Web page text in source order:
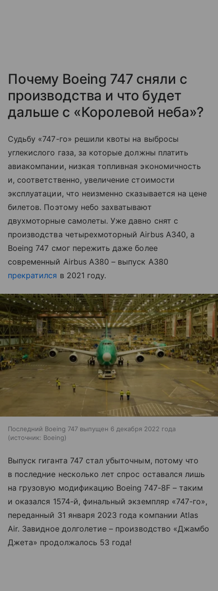
Почему Boeing 747 сняли с
производства и что будет
дальше с «Королевой неба»?
Судьбу «747-го» решили квоты на выбросы
углекислого газа, за которые должны платить
авиакомпании, низкая топливная экономичность
и, соответственно, увеличение стоимости
эксплуатации, что неизменно сказывается на цене
билетов. Поэтому небо захватывают
двухмоторные самолеты. Уже давно снят с
производства четырехмоторный Airbus A340, а
Boeing 747 смог пережить даже более
современный Airbus A380 – выпуск A380
прекратился в 2021 году.
Последний Boeing 747 выпущен 6 декабря 2022 года
источник: Boeing
Выпуск гиганта 747 стал убыточным, потому что
в последние несколько лет спрос оставался лишь
на грузовую модификацию Boeing 747-8F – таким
и оказался 1574-й, финальный экземпляр «747-го»,
переданный 31 января 2023 года компании Atlas
Air. Завидное долголетие – производство «Джамбо
Джета» продолжалось 53 года!